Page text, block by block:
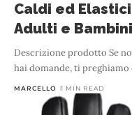
Caldi ed
Adulti e Bambini
Descrizione prodotto Se
hai domande, ti preghiamo
MARCELLO 1 MIN READ